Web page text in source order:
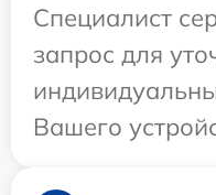
Специалист
запрос для
Вашего